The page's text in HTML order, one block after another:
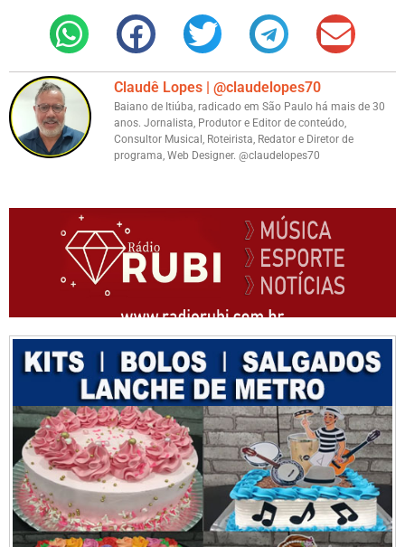
Claudê Lopes | @claudelopes70
Baiano de Itiúba, radicado em São Paulo há mais de 30
anos. Jornalista, Produtor e Editor de conteúdo,
Consultor Musical, Roteirista, Redator e Diretor de
programa, Web Designer. @claudelopes70